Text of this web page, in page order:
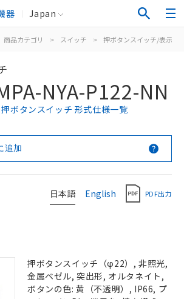
器 Japan
商品カテゴリ > スイッチ > 押ボタンスイッチ/表示灯
NYA-P122-NN
ボタンスイッチ 形式仕様一覧
追加
日本語 English PDF出力
押ボタンスイッチ（φ22）, 非照光,
金属ベゼル, 突出形, オルタネイト,
ボタンの色: 黄（不透明）, IP66, プ